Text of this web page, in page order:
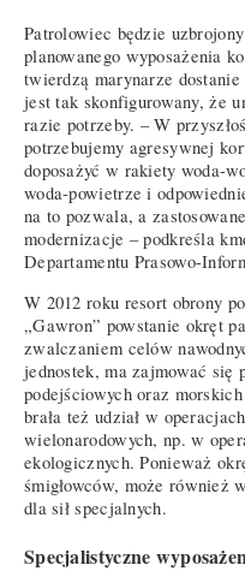
Patrolowiec będzie
planowanego wyposażenia
twierdzą marynarze
jest tak skonfigurowany, że
razie potrzeby. – W
potrzebujemy agresywnej
doposażyć w rakiety woda-
woda-powietrze i
na to pozwala, a
modernizacje – podkreśla
Departamentu Prasowo-
W 2012 roku resort obrony
„Gawron” powstanie okręt
zwalczaniem celów
jednostek, ma zajmować się
podejściowych oraz
brała też udział w
wielonarodowych, np. w
ekologicznych. Ponieważ
śmigłowców, może również
dla sił specjalnych.
Specjalistyczne